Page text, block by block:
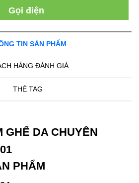
Gọi điện
TIN SẢN PHẨM
HÀNG ĐÁNH GIÁ
THẺ TAG
GHẾ DA CHUYÊN
PHẨM